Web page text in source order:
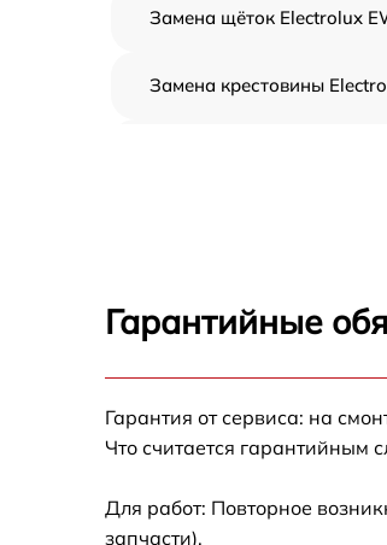
Замена щёток Electrolux
Замена крестовины
Замена УБЛ Electrolux
EWS 1274 SOU
Гарантийные
Гарантия от сервиса: на
Что считается гарантийным
Для работ: Повторное
запчасти).